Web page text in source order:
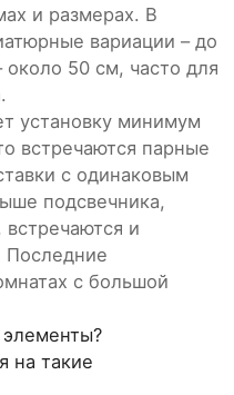
и размерах. В
вариации – до
около 50 см, часто для
установку минимум
встречаются парные
с одинаковым
подсвечника,
и
Последние
с большой
на такие